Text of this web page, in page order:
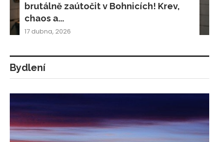
brutálně zaútočit v Bohnicích! Krev,
chaos a...
17 dubna, 2026
Bydlení